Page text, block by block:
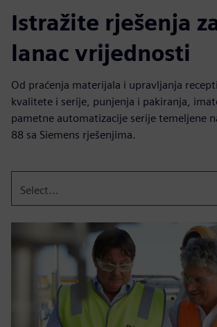
Istražite rješenja
lanac vrijednosti
Od praćenja materijala i upravljanja
kvalitete i serije, punjenja i pakiranja,
pametne automatizacije serije temeljene
88 sa Siemens rješenjima.
Select...